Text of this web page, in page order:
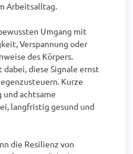
Arbeitsalltag.
Umgang mit
Verspannung oder
des Körpers.
diese Signale ernst
Kurze
und achtsame
langfristig gesund und
die Resilienz von